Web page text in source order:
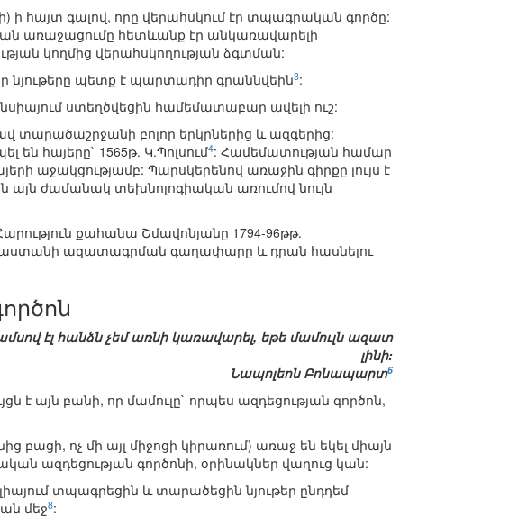
ի հայտ գալով, որը վերահսկում էր տպագրական գործը:
առաջացումը հետևանք էր անկառավարելի
կողմից վերահսկողության ձգտման:
նյութերը պետք է պարտադիր գրաննվեին3:
ստեղծվեցին համեմատաբար ավելի ուշ:
բոլոր երկրներից և ազգերից:
հայերը` 1565թ. Կ.Պոլսում4: Համեմատության համար
աջակցությամբ: Պարսկերենով առաջին գիրքը լույս է
այն ժամանակ տեխնոլոգիական առումով նույն
քահանա Շմավոնյանը 1794-96թթ.
ազատագրման գաղափարը և դրան հասնելու
էլ հանձն չեմ առնի կառավարել, եթե մամուլն ազատ
լինի:
Նապոլեոն Բոնապարտ6
է այն բանի, որ մամուլը` որպես ազդեցության գործոն,
ոչ մի այլ միջոցի կիրառում) առաջ են եկել միայն
ազդեցության գործոնի, օրինակներ վաղուց կան:
տպագրեցին և տարածեցին նյութեր ընդդեմ
մեջ8: